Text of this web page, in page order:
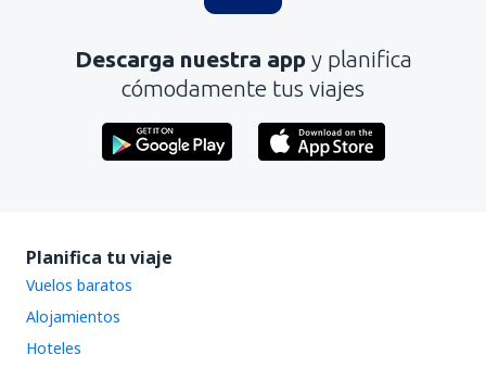
Enviar
Descarga nuestra app y planifica
cómodamente tus viajes
Planifica tu viaje
Vuelos baratos
Alojamientos
Hoteles